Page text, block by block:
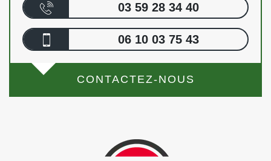
03 59 28 34 40
06 10 03 75 43
CONTACTEZ-NOUS